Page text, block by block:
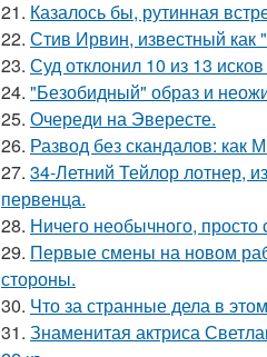
21. Казалось бы, рутинная
22. Стив Ирвин, известный как
23. Суд отклонил 10 из 13
24. "Безобидный" образ и
25. Очереди на Эвересте.
26. Развод без скандалов: как
27. 34-Летний Тейлор лотнер,
первенца.
28. Ничего необычного,
29. Первые смены на новом
стороны.
30. Что за странные дела в
31. Знаменитая актриса